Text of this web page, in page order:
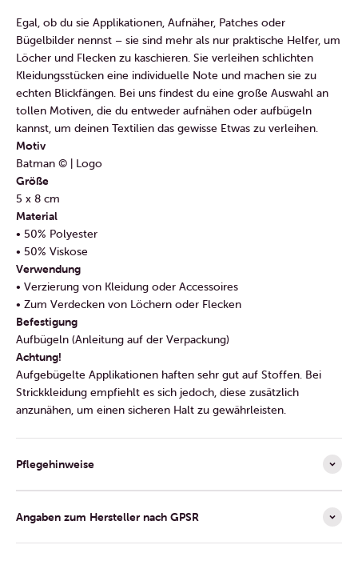
Egal, ob du sie Applikationen, Aufnäher, Patches oder
Bügelbilder nennst – sie sind mehr als nur praktische Helfer, um
Löcher und Flecken zu kaschieren. Sie verleihen schlichten
Kleidungsstücken eine individuelle Note und machen sie zu
echten Blickfängen. Bei uns findest du eine große Auswahl an
tollen Motiven, die du entweder aufnähen oder aufbügeln
kannst, um deinen Textilien das gewisse Etwas zu verleihen.
Motiv
Batman © | Logo
Größe
5 x 8 cm
Material
• 50% Polyester
• 50% Viskose
Verwendung
• Verzierung von Kleidung oder Accessoires
• Zum Verdecken von Löchern oder Flecken
Befestigung
Aufbügeln (Anleitung auf der Verpackung)
Achtung!
Aufgebügelte Applikationen haften sehr gut auf Stoffen. Bei
Strickkleidung empfiehlt es sich jedoch, diese zusätzlich
anzunähen, um einen sicheren Halt zu gewährleisten.
Pflegehinweise
Angaben zum Hersteller nach GPSR